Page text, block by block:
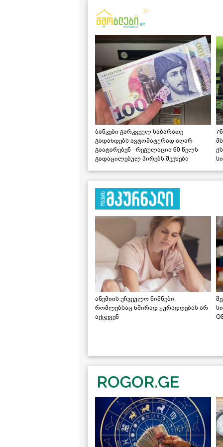
ბანკები გარკვეულ საბარათე
გადახდებს ავტომატურად აღარ
გაატარებენ - რეგულაცია 60 წელს
გადაცილებულ პირებს შეეხება
ანემიის უჩვეულო ნიშნები,
რომლებსაც ხშირად ყურადღებას არ
აქცევენ